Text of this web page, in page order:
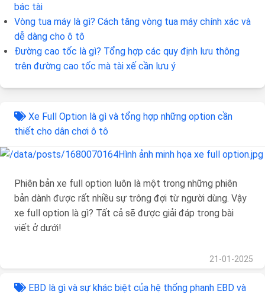
bác tài
Vòng tua máy là gì? Cách tăng vòng tua máy chính xác và
dễ dàng cho ô tô
Đường cao tốc là gì? Tổng hợp các quy định lưu thông
trên đường cao tốc mà tài xế cần lưu ý
Xe Full Option là gì và tổng hợp những option cần
thiết cho dân chơi ô tô
Phiên bản xe full option luôn là một trong những phiên
bản dành được rất nhiều sự trông đợi từ người dùng. Vậy
xe full option là gì? Tất cả sẽ được giải đáp trong bài
viết ở dưới!
21-01-2025
EBD là gì và sự khác biệt của hệ thống phanh EBD và